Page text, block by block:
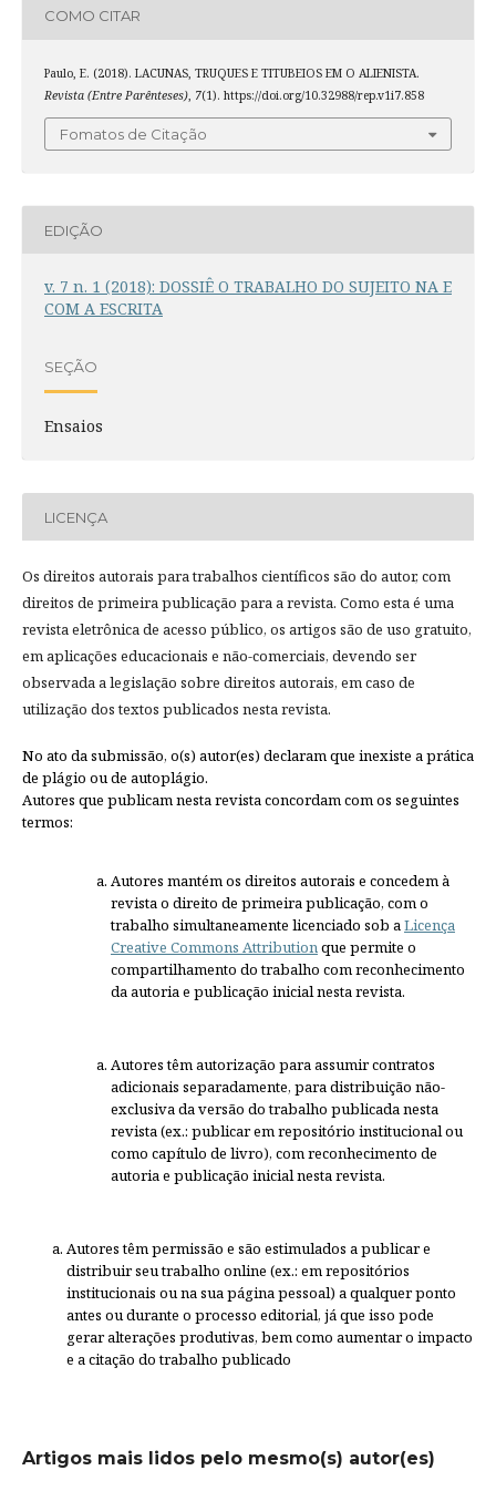
COMO CITAR
Paulo, E. (2018). LACUNAS, TRUQUES E TITUBEIOS EM O ALIENISTA.
Revista (Entre Parênteses), 7(1). https://doi.org/10.32988/rep.v1i7.858
Fomatos de Citação
EDIÇÃO
v. 7 n. 1 (2018): DOSSIÊ O TRABALHO DO SUJEITO NA E
COM A ESCRITA
SEÇÃO
Ensaios
LICENÇA
Os direitos autorais para trabalhos científicos são do autor, com
direitos de primeira publicação para a revista. Como esta é uma
revista eletrônica de acesso público, os artigos são de uso gratuito,
em aplicações educacionais e não-comerciais, devendo ser
observada a legislação sobre direitos autorais, em caso de
utilização dos textos publicados nesta revista.
No ato da submissão, o(s) autor(es) declaram que inexiste a prática
de plágio ou de autoplágio.
Autores que publicam nesta revista concordam com os seguintes
termos:
Autores mantém os direitos autorais e concedem à
revista o direito de primeira publicação, com o
trabalho simultaneamente licenciado sob aLicença
Creative Commons Attributionque permite o
compartilhamento do trabalho com reconhecimento
da autoria e publicação inicial nesta revista.
Autores têm autorização para assumir contratos
adicionais separadamente, para distribuição não-
exclusiva da versão do trabalho publicada nesta
revista (ex.: publicar em repositório institucional ou
como capítulo de livro), com reconhecimento de
autoria e publicação inicial nesta revista.
Autores têm permissão e são estimulados a publicar e
distribuir seu trabalho online (ex.: em repositórios
institucionais ou na sua página pessoal) a qualquer ponto
antes ou durante o processo editorial, já que isso pode
gerar alterações produtivas, bem como aumentar o impacto
e a citação do trabalho publicado
Artigos mais lidos pelo mesmo(s) autor(es)